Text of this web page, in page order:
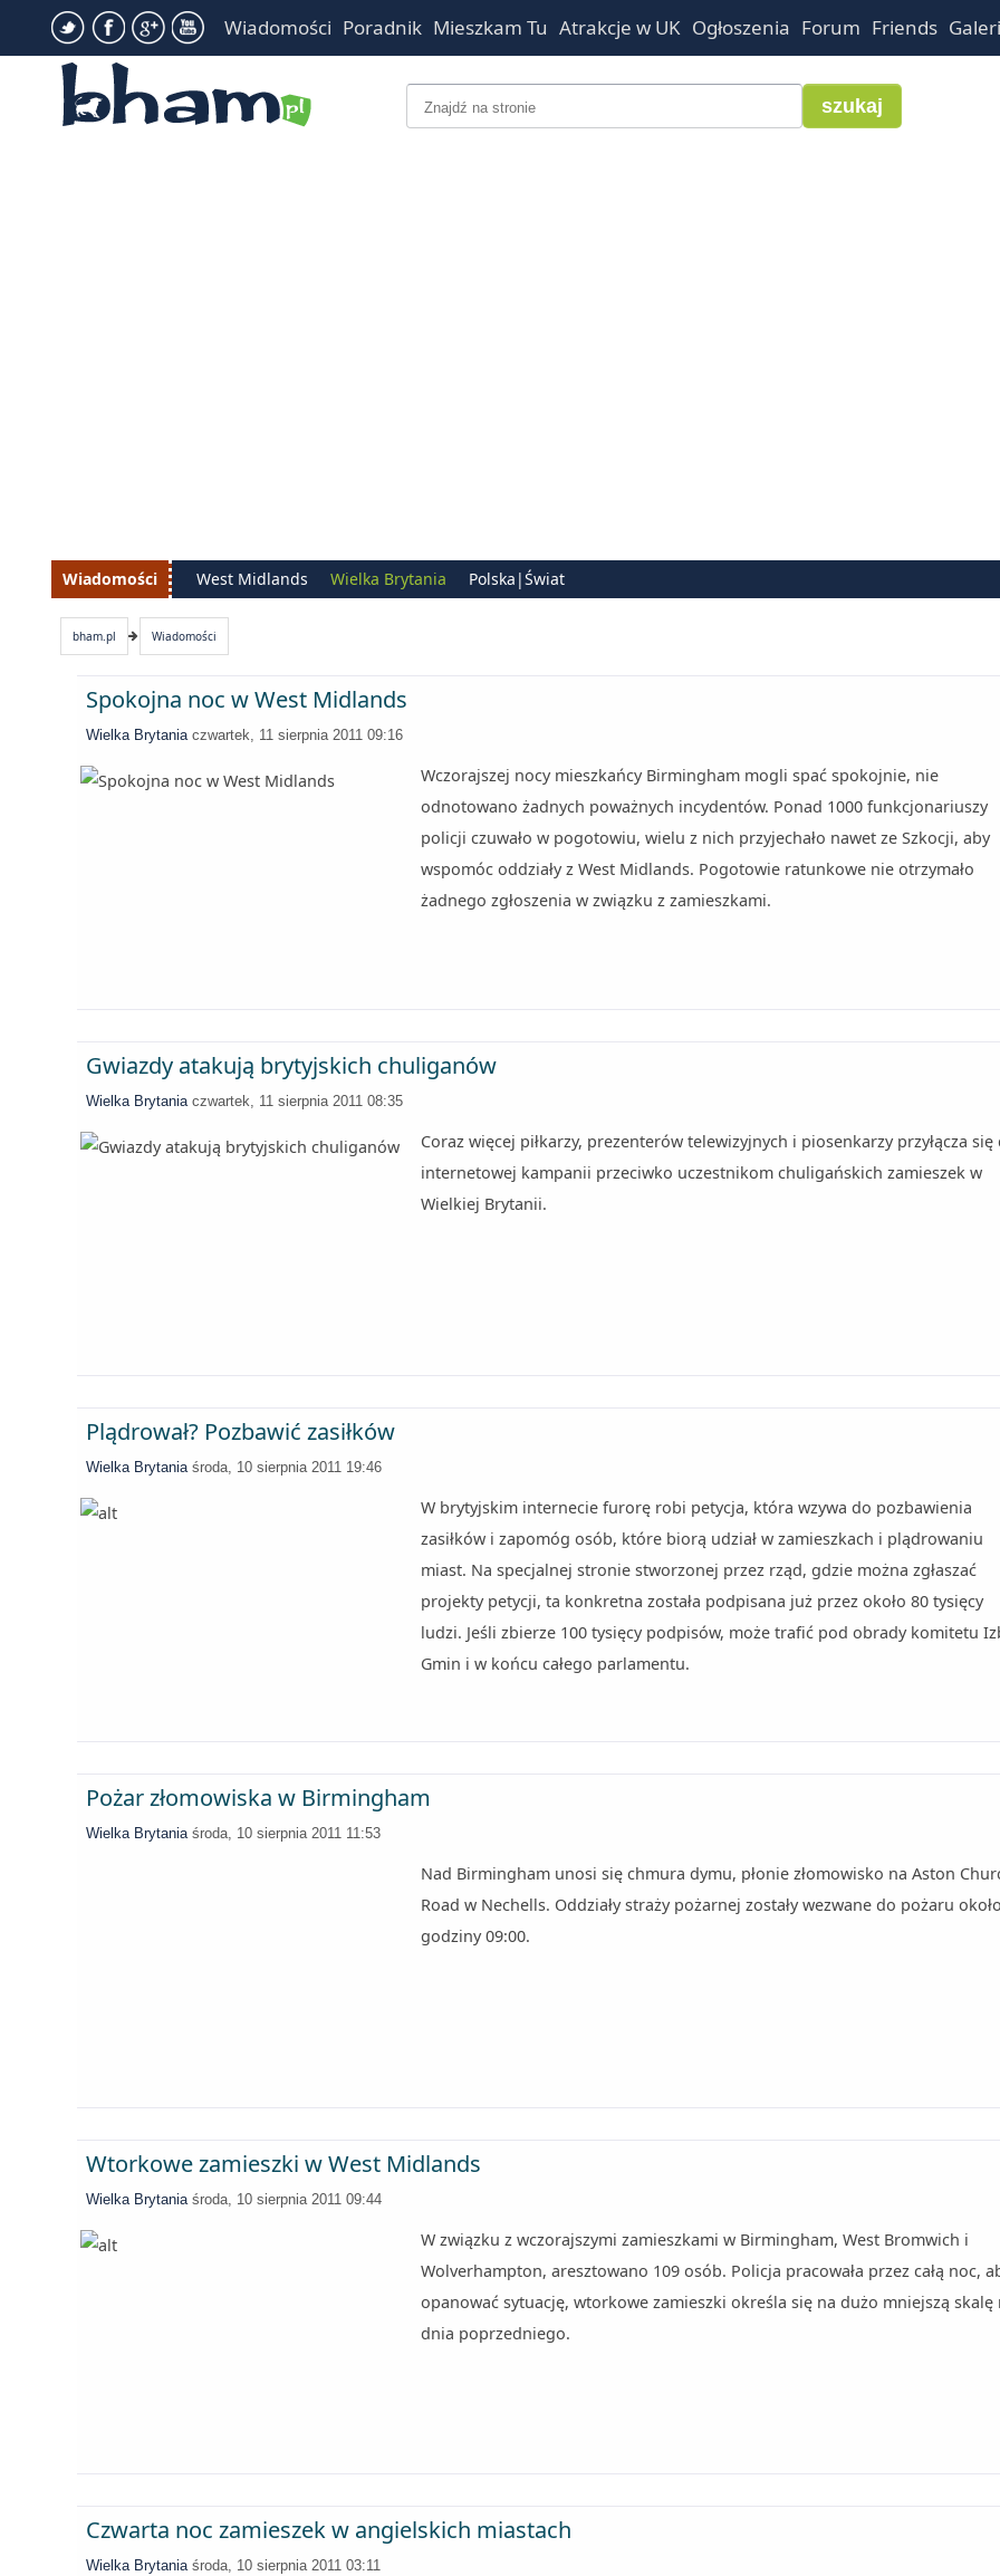
Wiadomości Poradnik Mieszkam Tu Atrakcje w UK Ogłoszenia Forum Friends
Wiadomości West Midlands Wielka Brytania Polska|Świat
bham.pl Wiadomości
Spokojna noc w West Midlands
Wielka Brytania czwartek, 11 sierpnia 2011 09:16
Wczorajszej nocy mieszkańcy Birmingham mogli spać spokojnie, nie
odnotowano żadnych poważnych incydentów. Ponad 1000 funkcjonariuszy
policji czuwało w pogotowiu, wielu z nich przyjechało nawet ze Szkocji, aby
wspomóc oddziały z West Midlands. Pogotowie ratunkowe nie otrzymało
żadnego zgłoszenia w związku z zamieszkami.
Gwiazdy atakują brytyjskich chuliganów
Wielka Brytania czwartek, 11 sierpnia 2011 08:35
Coraz więcej piłkarzy, prezenterów telewizyjnych i piosenkarzy przyłącza się
internetowej kampanii przeciwko uczestnikom chuligańskich zamieszek w
Wielkiej Brytanii.
Plądrował? Pozbawić zasiłków
Wielka Brytania środa, 10 sierpnia 2011 19:46
W brytyjskim internecie furorę robi petycja, która wzywa do pozbawienia
zasiłków i zapomóg osób, które biorą udział w zamieszkach i plądrowaniu
miast. Na specjalnej stronie stworzonej przez rząd, gdzie można zgłaszać
projekty petycji, ta konkretna została podpisana już przez około 80 tysięcy
ludzi. Jeśli zbierze 100 tysięcy podpisów, może trafić pod obrady komitetu
Gmin i w końcu całego parlamentu.
Pożar złomowiska w Birmingham
Wielka Brytania środa, 10 sierpnia 2011 11:53
Nad Birmingham unosi się chmura dymu, płonie złomowisko na Aston
Road w Nechells. Oddziały straży pożarnej zostały wezwane do pożaru
godziny 09:00.
Wtorkowe zamieszki w West Midlands
Wielka Brytania środa, 10 sierpnia 2011 09:44
W związku z wczorajszymi zamieszkami w Birmingham, West Bromwich i
Wolverhampton, aresztowano 109 osób. Policja pracowała przez całą noc,
opanować sytuację, wtorkowe zamieszki określa się na dużo mniejszą skalę
dnia poprzedniego.
Czwarta noc zamieszek w angielskich miastach
Wielka Brytania środa, 10 sierpnia 2011 03:11